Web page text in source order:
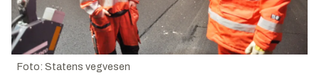
Foto: Statens vegvesen